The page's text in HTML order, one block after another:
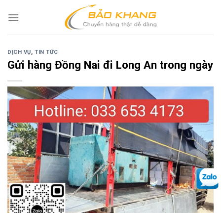
DỊCH VỤ,TIN TỨC
Gửi hàng Đồng Nai đi Long An trong ngày